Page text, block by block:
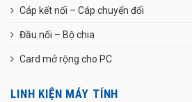
Cáp kết nối – Cáp chuyển đổi
Đầu nối – Bộ chia
Card mở rộng cho PC
LINH KIỆN MÁY TÍNH